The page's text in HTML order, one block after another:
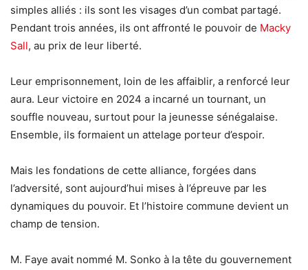
simples alliés : ils sont les visages d’un combat partagé.
Pendant trois années, ils ont affronté le pouvoir de Macky
Sall, au prix de leur liberté.
Leur emprisonnement, loin de les affaiblir, a renforcé leur
aura. Leur victoire en 2024 a incarné un tournant, un
souffle nouveau, surtout pour la jeunesse sénégalaise.
Ensemble, ils formaient un attelage porteur d’espoir.
Mais les fondations de cette alliance, forgées dans
l’adversité, sont aujourd’hui mises à l’épreuve par les
dynamiques du pouvoir. Et l’histoire commune devient un
champ de tension.
M. Faye avait nommé M. Sonko à la tête du gouvernement